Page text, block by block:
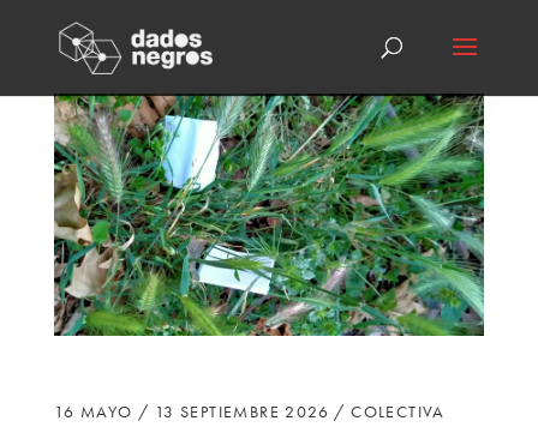
16 MAYO / 13 SEPTIEMBRE 2026 / COLECTIVA